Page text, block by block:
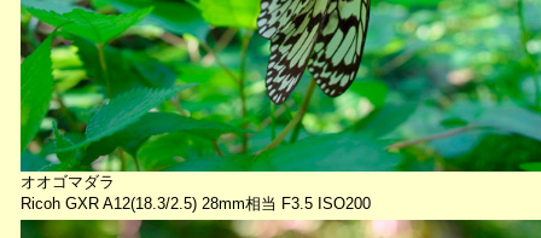
オオゴマダラ
Ricoh GXR A12(18.3/2.5) 28mm相当 F3.5 ISO200